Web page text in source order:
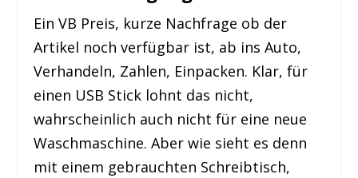
Ein VB Preis, kurze Nachfrage ob der
Artikel noch verfügbar ist, ab ins Auto,
Verhandeln, Zahlen, Einpacken. Klar, für
einen USB Stick lohnt das nicht,
wahrscheinlich auch nicht für eine neue
Waschmaschine. Aber wie sieht es denn
mit einem gebrauchten Schreibtisch,